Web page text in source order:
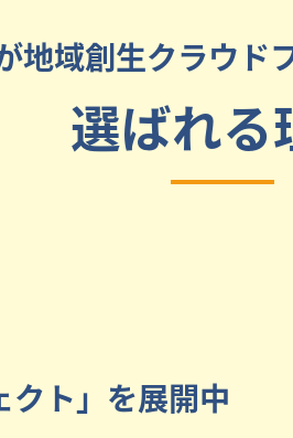
地域創生クラウド
選ばれる
クト」を展開中